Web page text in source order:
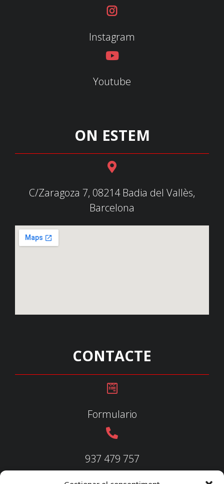
Instagram
Youtube
ON ESTEM
C/Zaragoza 7, 08214 Badia del Vallès,
Barcelona
CONTACTE
Formulario
937 479 757